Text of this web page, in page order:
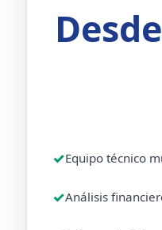
Equipo técnico
Análisis